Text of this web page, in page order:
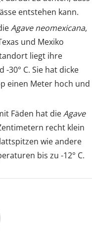
entstehen kann.
Agave neomexicana,
und Mexiko
liegt ihre
-30° C. Sie hat dicke
einen Meter hoch und
Fäden hat dieAgave
recht klein
wie andere
bis zu -12° C.